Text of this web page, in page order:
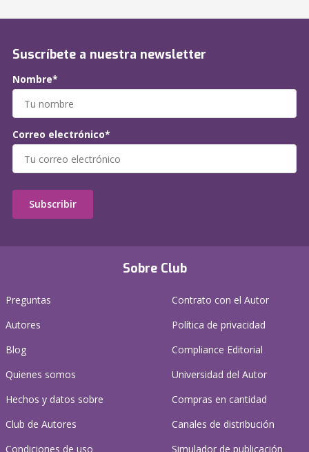
Sobre Club
Preguntas
Autores
Blog
Quienes somos
Hechos y datos sobre
Club de Autores
Condiciones de uso
Contrato con el Autor
Política de privacidad
Compliance Editorial
Universidad del Autor
Compras en cantidad
Canales de distribución
Simulador de publicación
Suscríbete a nuestra newsletter
Nombre*
Correo electrónico*
Subscribir